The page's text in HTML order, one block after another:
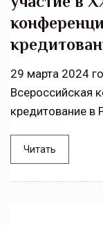
29 марта 2024
Всероссийская
кредитование в
Читать